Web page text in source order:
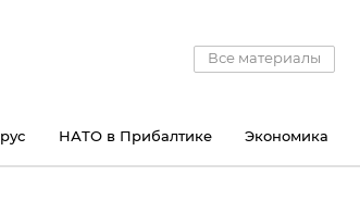
Все материалы
НАТО в Прибалтике Экономика